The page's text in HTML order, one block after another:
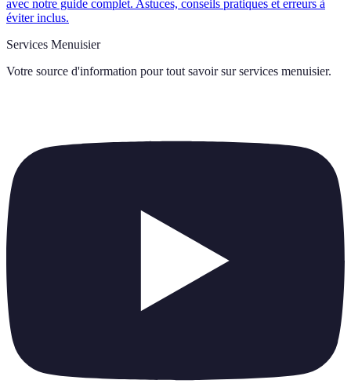
avec notre guide complet. Astuces, conseils pratiques et erreurs à
éviter inclus.
Services Menuisier
Votre source d'information pour tout savoir sur services menuisier.